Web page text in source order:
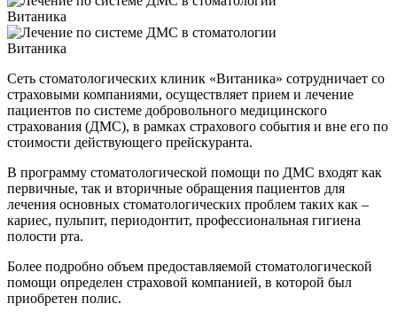
звонок
клиники
Сеть стоматологических клиник «Витаника» сотрудничает со
страховыми компаниями, осуществляет прием и лечение
пациентов по системе добровольного медицинского
страхования (ДМС), в рамках страхового события и вне его по
стоимости действующего прейскуранта.
В программу стоматологической помощи по ДМС входят как
первичные, так и вторичные обращения пациентов для
лечения основных стоматологических проблем таких как –
кариес, пульпит, периодонтит, профессиональная гигиена
полости рта.
Более подробно объем предоставляемой стоматологической
помощи определен страховой компанией, в которой был
приобретен полис.